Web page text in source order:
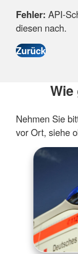
Fehler: API-
diesen nach.
Nehmen Sie
vor Ort, siehe